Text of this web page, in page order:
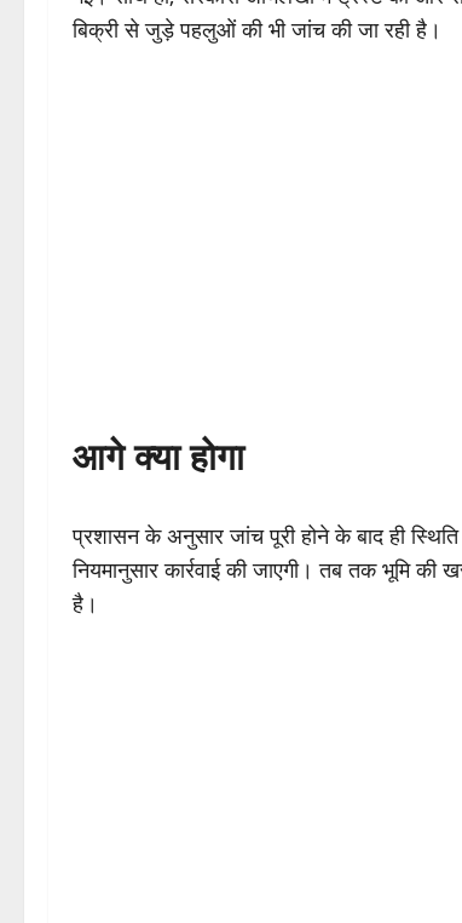
बिक्री से जुड़े पहलुओं की भी जांच की जा रही है।
आगे क्या होगा
प्रशासन के अनुसार जांच पूरी होने के बाद ही स्थिति
नियमानुसार कार्रवाई की जाएगी। तब तक भूमि
है।